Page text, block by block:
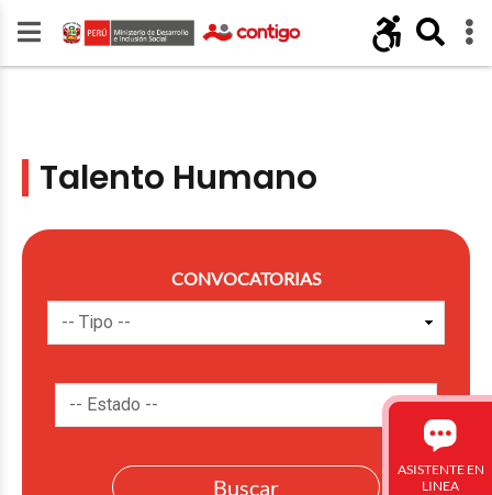
Talento Humano
CONVOCATORIAS
ASISTENTE EN
LINEA